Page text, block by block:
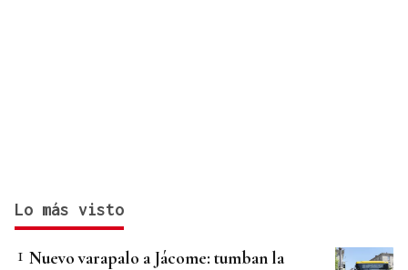
Lo más visto
Nuevo varapalo a Jácome: tumban la